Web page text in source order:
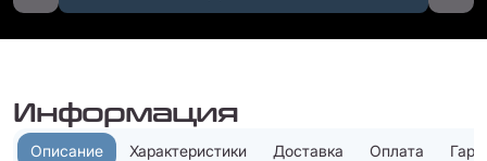
Информация
Описание Характеристики Доставка Оплата